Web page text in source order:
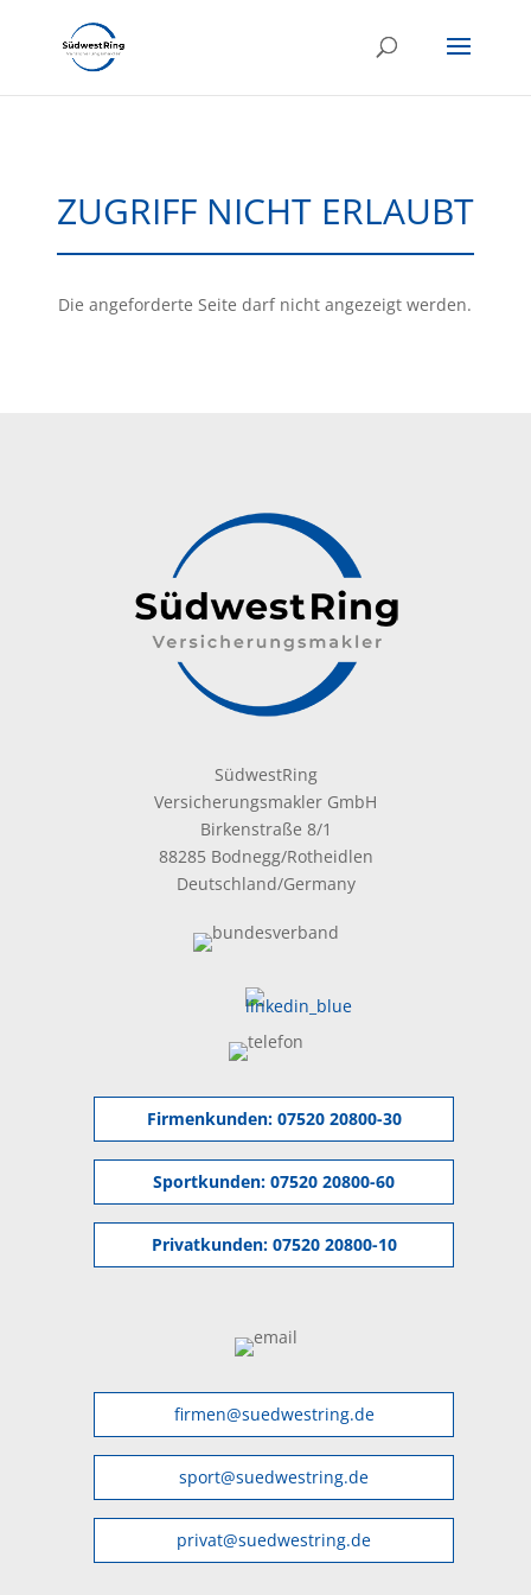
ZUGRIFF NICHT ERLAUBT
Die angeforderte Seite darf nicht angezeigt werden.
SüdwestRing
Versicherungsmakler GmbH
Birkenstraße 8/1
88285 Bodnegg/Rotheidlen
Deutschland/Germany
Firmenkunden: 07520 20800-30
Sportkunden: 07520 20800-60
Privatkunden: 07520 20800-10
firmen@suedwestring.de
sport@suedwestring.de
privat@suedwestring.de